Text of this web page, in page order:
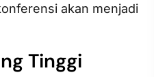
akan menjadi
Tinggi